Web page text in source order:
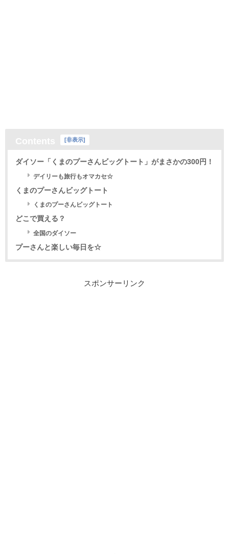
非表示
ダイソー「くまのプーさんビッグトート」がまさかの300円！
デイリーも旅行もオマカセ☆
くまのプーさんビッグトート
くまのプーさんビッグトート
どこで買える？
全国のダイソー
プーさんと楽しい毎日を☆
スポンサーリンク